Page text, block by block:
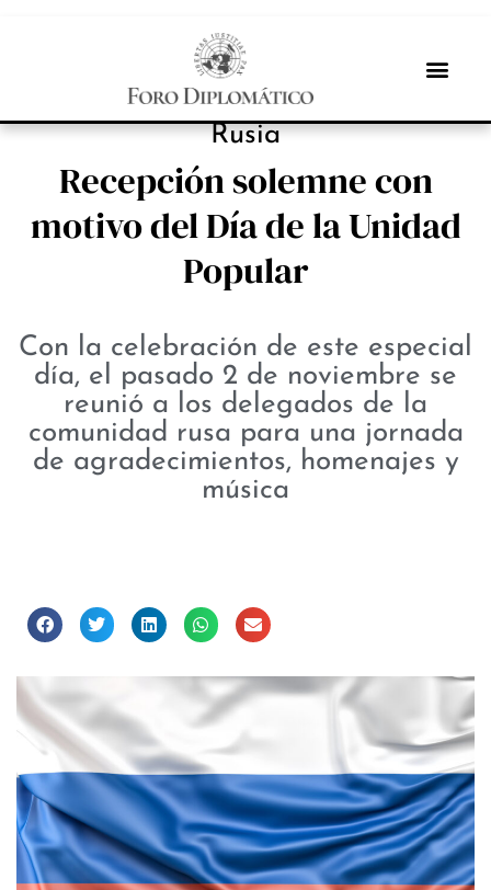
INBOX INTERNACIONAL
Rusia
Recepción solemne con
motivo del Día de la Unidad
Popular
Con la celebración de este especial
día, el pasado 2 de noviembre se
reunió a los delegados de la
comunidad rusa para una jornada
de agradecimientos, homenajes y
música